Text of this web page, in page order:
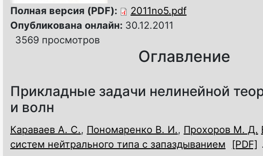
Полная версия (PDF):
2011no5.pdf
Опубликована онлайн: 30.12.2011
3569 просмотров
Оглавление
Прикладные задачи нелинейной
и волн
Караваев А. С., Пономаренко В. И., Прохоров М. Д.
систем нейтрального типа с запаздыванием
[PDF]